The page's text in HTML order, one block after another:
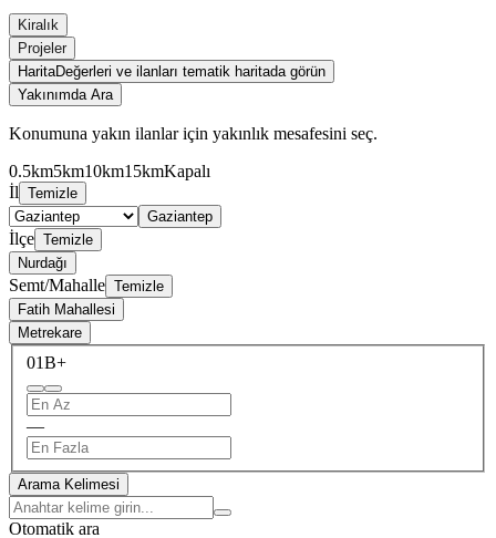
Kiralık
Projeler
HaritaDeğerleri ve ilanları tematik haritada görün
Yakınımda Ara
Konumuna yakın ilanlar için yakınlık mesafesini seç.
0.5km5km10km15kmKapalı
İl Temizle
Gaziantep
İlçe Temizle
Nurdağı
Semt/Mahalle Temizle
Fatih Mahallesi
Metrekare
01B+
—
Arama Kelimesi
Otomatik ara